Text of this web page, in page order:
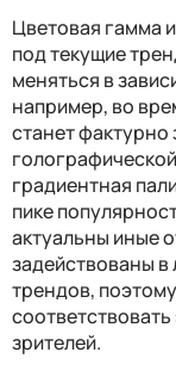
Цветовая гамма
под текущие
меняться в
например, во
станет
градиентная
пике
актуальны иные
задействованы
трендов,
зрителей.